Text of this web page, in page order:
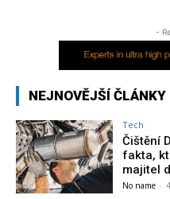
-
NEJNOVĚJŠÍ ČLÁNKY
Tech
Čištění
fakta,
majitel
No name -